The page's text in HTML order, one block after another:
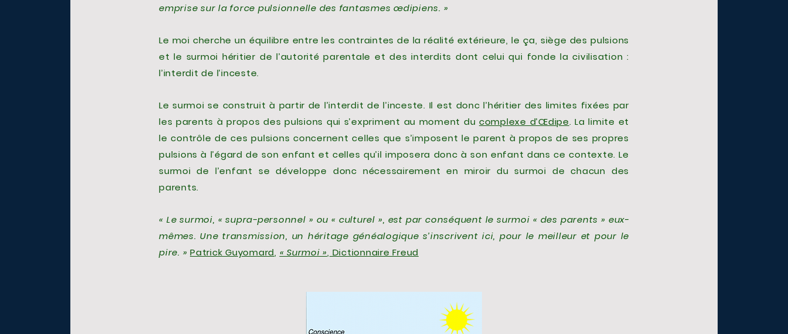
emprise sur la force pulsionnelle des fantasmes œdipiens. »
Le moi cherche un équilibre entre les contraintes de la réalité extérieure, le ça, siège des pulsions
et le surmoi héritier de l’autorité parentale et des interdits dont celui qui fonde la civilisation :
l’interdit de l’inceste.
Le surmoi se construit à partir de l’interdit de l’inceste. Il est donc l’héritier des limites fixées par
les parents à propos des pulsions qui s’expriment au moment du complexe d’Œdipe. La limite et
le contrôle de ces pulsions concernent celles que s’imposent le parent à propos de ses propres
pulsions à l’égard de son enfant et celles qu’il imposera donc à son enfant dans ce contexte. Le
surmoi de l’enfant se développe donc nécessairement en miroir du surmoi de chacun des
parents.
« Le surmoi, « supra-personnel » ou « culturel », est par conséquent le surmoi « des parents » eux-
mêmes. Une transmission, un héritage généalogique s’inscrivent ici, pour le meilleur et pour le
pire. » Patrick Guyomard, « Surmoi », Dictionnaire Freud